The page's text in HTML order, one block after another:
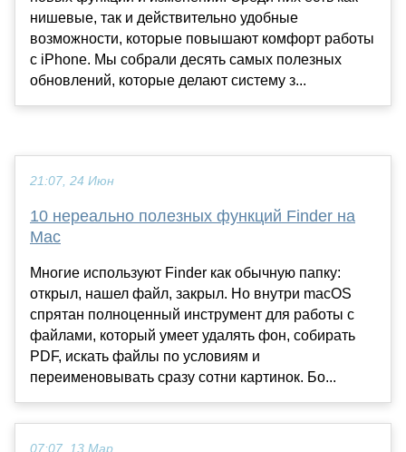
нишевые, так и действительно удобные
возможности, которые повышают комфорт работы
с iPhone. Мы собрали десять самых полезных
обновлений, которые делают систему з...
21:07, 24 Июн
10 нереально полезных функций Finder на
Mac
Многие используют Finder как обычную папку:
открыл, нашел файл, закрыл. Но внутри macOS
спрятан полноценный инструмент для работы с
файлами, который умеет удалять фон, собирать
PDF, искать файлы по условиям и
переименовывать сразу сотни картинок. Бо...
07:07, 13 Мар